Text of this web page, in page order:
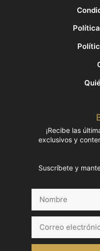
¡Recibe las
exclusivos y
Suscríbete y
electrónico